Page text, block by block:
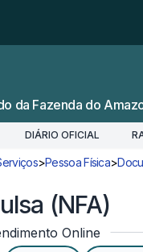
da Fazenda do
DIÁRIO OFICIAL
>Pessoa Física>
(NFA)
Online